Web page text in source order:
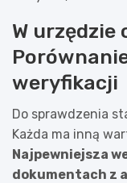
W urzędzie
weryfikacji
Do sprawdzenia
Każda ma inną
Najpewniejsza
dokumentach z